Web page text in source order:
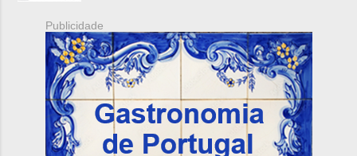
Publicidade